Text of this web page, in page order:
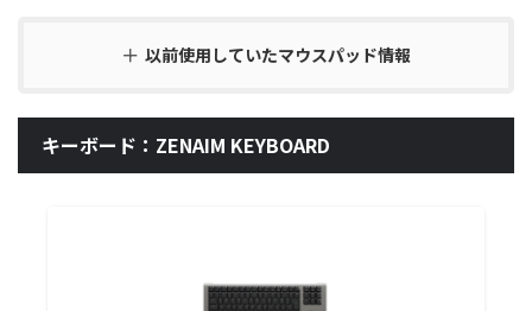
以前使用していたマウスパッド情報
キーボード：ZENAIM KEYBOARD